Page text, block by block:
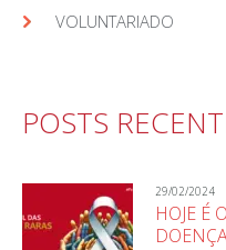
VOLUNTARIADO
POSTS
29/02/2024
HOJE É